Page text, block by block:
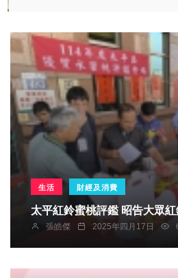
生活 財經及消費
太平紅鈴蜜桃評鑑 昭
張皓傑 2025年四月17日